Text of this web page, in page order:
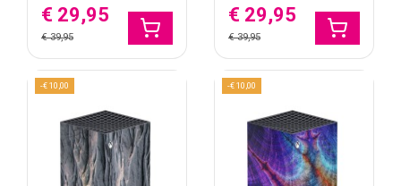
€ 29,95
€ 39,95
€ 29,95
€ 39,95
-€ 10,00 -€ 10,00